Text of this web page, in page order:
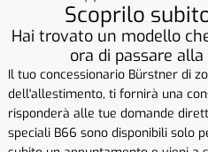
Scoprilo
Hai trovato un modello
ora di passare
Il tuo concessionario Bürstner di
dell'allestimento, ti fornirà una
risponderà alle tue domande
speciali B66 sono disponibili solo